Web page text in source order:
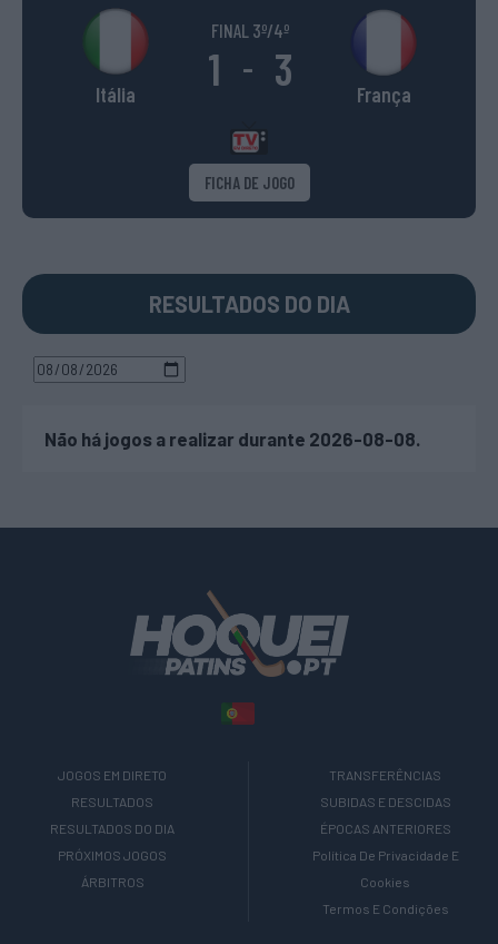
Itália
FINAL 3º/4º
1 - 3 França
FICHA DE JOGO
RESULTADOS DO DIA
Não há jogos a realizar durante 2026-08-08.
JOGOS EM DIRETO
RESULTADOS
RESULTADOS DO DIA
PRÓXIMOS JOGOS
ÁRBITROS
TRANSFERÊNCIAS
SUBIDAS E DESCIDAS
ÉPOCAS ANTERIORES
Política De Privacidade E
Cookies
Termos E Condições